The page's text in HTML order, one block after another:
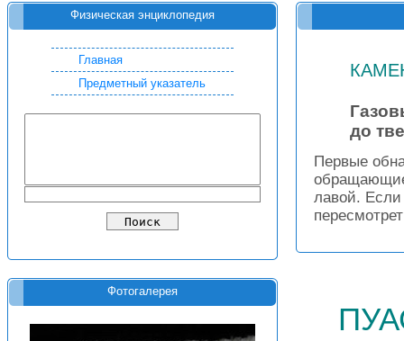
Физическая энциклопедия
Главная
Предметный указатель
Фотогалерея
до
Первые
лавой. Если